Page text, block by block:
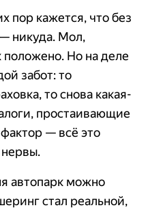
пор кажется, что без
— никуда. Мол,
положено. Но на деле
забот: то
то снова какая-
простаивающие
— всё это
автопарк можно
стал реальной,